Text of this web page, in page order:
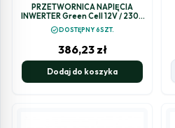
PRZETWORNICA NAPIĘCIA
INWERTER Green Cell 12V / 230V
1500W/3000W
MODYFIKOWANA SINUSOIDA
check_circleDOSTĘPNY 6SZT.
386,23 zł
Dodaj do koszyka